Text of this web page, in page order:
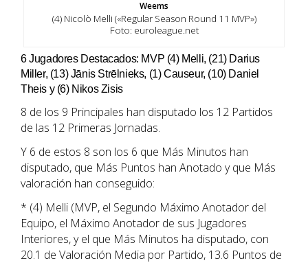
(4) Nicolò Melli («Regular Season Round 11 MVP»)
Foto: euroleague.net
6 Jugadores Destacados: MVP (4) Melli, (21) Darius
Miller, (13) Jānis Strēlnieks, (1) Causeur, (10) Daniel
Theis y (6) Nikos Zisis
8 de los 9 Principales han disputado los 12 Partidos
de las 12 Primeras Jornadas.
Y 6 de estos 8 son los 6 que Más Minutos han
disputado, que Más Puntos han Anotado y que Más
valoración han conseguido:
* (4) Melli (MVP, el Segundo Máximo Anotador del
Equipo, el Máximo Anotador de sus Jugadores
Interiores, y el que Más Minutos ha disputado, con
20.1 de Valoración Media por Partido, 13.6 Puntos de